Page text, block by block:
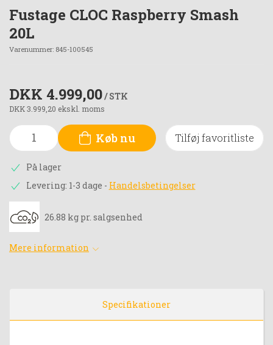
Fustage CLOC Raspberry Smash
20L
Varenummer: 845-100545
DKK 4.999,00/ STK
DKK 3.999,20 ekskl. moms
Køb nu Tilføj favoritliste
På lager
Levering: 1-3 dage - Handelsbetingelser
26.88 kg pr. salgsenhed
Mere information
Specifikationer